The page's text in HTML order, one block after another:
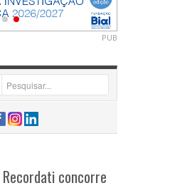
PUB
Recordati concorre